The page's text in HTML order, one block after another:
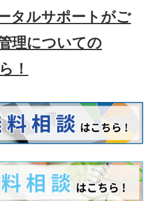
タルサポートがご
理についての
！